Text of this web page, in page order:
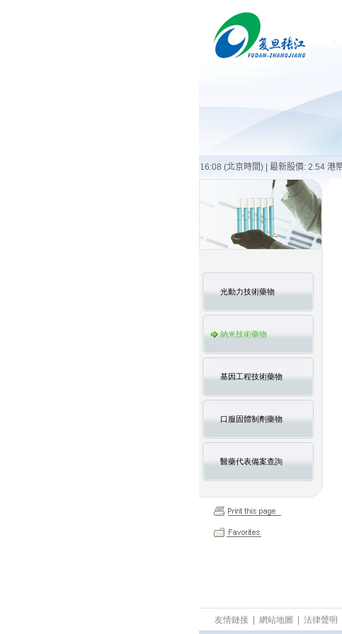
光動力技術藥物
納米技術藥物
基因工程技術藥物
口服固體制劑藥物
醫藥代表備案查詢
友情鏈接 網站地圖 法律聲明